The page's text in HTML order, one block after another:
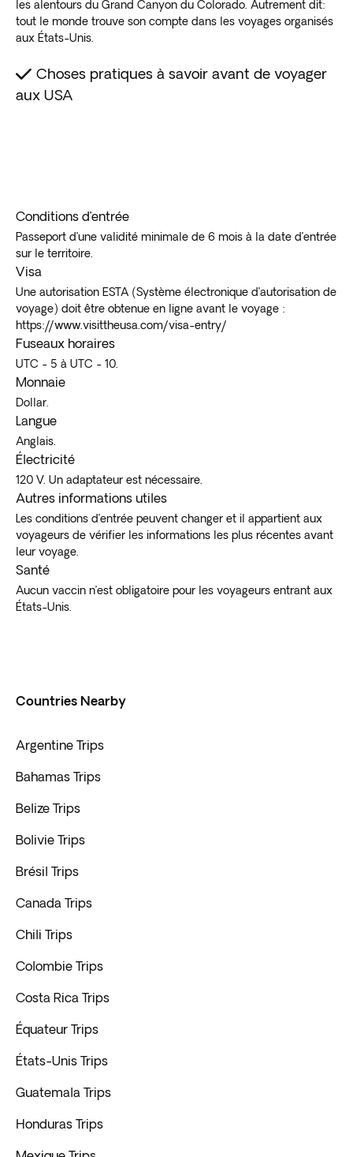
les alentours du Grand Canyon du Colorado. Autrement dit:
tout le monde trouve son compte dans les voyages organisés
aux États-Unis.
Choses pratiques à savoir avant de voyager
aux USA
Conditions d’entrée
Passeport d’une validité minimale de 6 mois à la date d’entrée
sur le territoire.
Visa
Une autorisation ESTA (Système électronique d’autorisation de
voyage) doit être obtenue en ligne avant le voyage :
https://www.visittheusa.com/visa-entry/
Fuseaux horaires
UTC - 5 à UTC - 10.
Monnaie
Dollar.
Langue
Anglais.
Électricité
120 V. Un adaptateur est nécessaire.
Autres informations utiles
Les conditions d’entrée peuvent changer et il appartient aux
voyageurs de vérifier les informations les plus récentes avant
leur voyage.
Santé
Aucun vaccin n’est obligatoire pour les voyageurs entrant aux
États-Unis.
Countries Nearby
Argentine Trips
Bahamas Trips
Belize Trips
Bolivie Trips
Brésil Trips
Canada Trips
Chili Trips
Colombie Trips
Costa Rica Trips
Équateur Trips
États-Unis Trips
Guatemala Trips
Honduras Trips